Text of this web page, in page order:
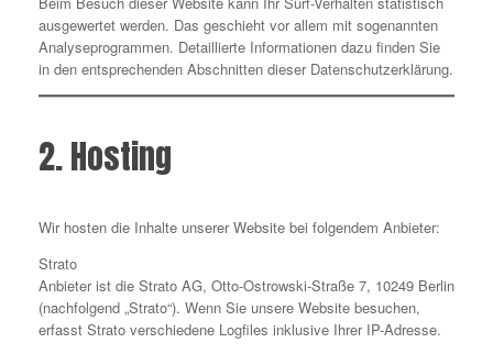
ausgewertet werden. Das geschieht vor allem mit sogenannten
Analyseprogrammen. Detaillierte Informationen dazu finden Sie
in den entsprechenden Abschnitten dieser Datenschutzerklärung.
2. Hosting
Wir hosten die Inhalte unserer Website bei folgendem Anbieter:
Strato
Anbieter ist die Strato AG, Otto-Ostrowski-Straße 7, 10249 Berlin
(nachfolgend „Strato“). Wenn Sie unsere Website besuchen,
erfasst Strato verschiedene Logfiles inklusive Ihrer IP-Adresse.